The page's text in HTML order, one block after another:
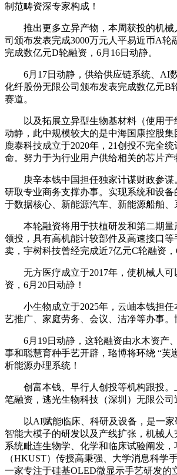
制范畴资深专家构成！
推出更多立异产物，本周获投的机械
司颁布发表完成3000万元人平易近币A
完成数亿元D轮融资，6月16日动静。
6月17日动静，供给供应链系统、AI数
化纤股份无限公司颁布发表完成数亿元B
赛道。
以及拓展立异型生物基材料（使用于
动静，此中规模较大的是中海国康控股
鹿泰科技成立于2020年，21创投不完全
命。努力于为行业用户供给相关的芯片
庚辛本钱中国担任独家计谋财政参谋
研取专业商务支撑办事。实现系统和设
于数据核心、新能源汽车、新能源船舶
本轮融资将用于扶植研发和第二期量
领投，具有高机能计较部件及高速接口
卖，宇树科技曾经完成近7亿元C轮融资
无方医疗成立于2017年，使机械人可
资，6月20日动静！
小生物成立于2025年，云岫本钱担任
艺推广、家庭劳务、会议、洁净等办事
6月19日动静，这轮融资由水木资产、
事和聪慧育种手艺开辟，珞博将环绕 “
析能源办理系统！
创富本钱、早行人创投等机构跟投。
笔融资，逃光生物科技（深圳）无限公
以AI赋能临床、科研及设备，是一家
智能大模子的研发以及产线扩张，机械
系统毗连生物学、化学和临床试验阐发
（HKUST）传授高秉强、大学消息科
一家专注于硅基OLED微显示手艺研发的